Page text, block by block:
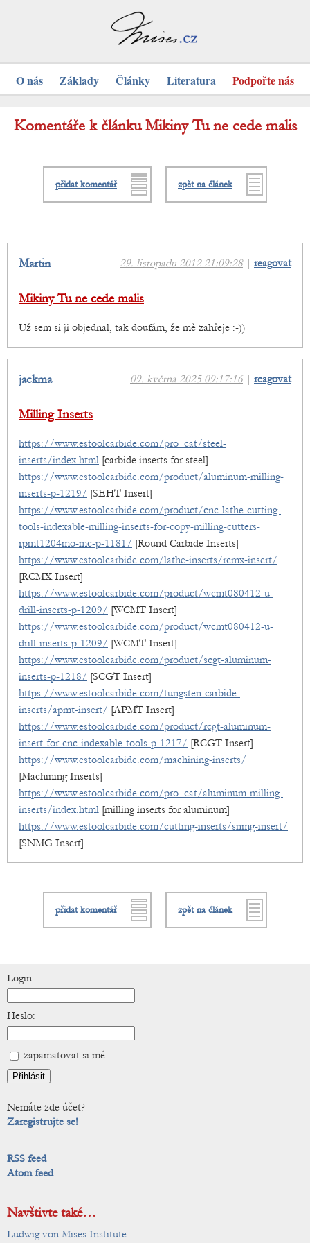
O nás Základy Články Literatura Podpořte nás
Komentáře k článku Mikiny Tu ne cede malis
přidat komentář zpět na článek
29. listopadu 2012 21:09:28| reagovat
Martin
Mikiny Tu ne cede malis
Už sem si ji objednal, tak doufám, že mě zahřeje :-))
09. května 2025 09:17:16 | reagovat
jackma
Milling Inserts
https://www.estoolcarbide.com/pro_cat/steel-
inserts/index.html [carbide inserts for steel]
https://www.estoolcarbide.com/product/aluminum-milling-
inserts-p-1219/ [SEHT Insert]
https://www.estoolcarbide.com/product/cnc-lathe-cutting-
tools-indexable-milling-inserts-for-copy-milling-cutters-
rpmt1204mo-mc-p-1181/ [Round Carbide Inserts]
https://www.estoolcarbide.com/lathe-inserts/rcmx-insert/
[RCMX Insert]
https://www.estoolcarbide.com/product/wcmt080412-u-
drill-inserts-p-1209/ [WCMT Insert]
https://www.estoolcarbide.com/product/wcmt080412-u-
drill-inserts-p-1209/ [WCMT Insert]
https://www.estoolcarbide.com/product/scgt-aluminum-
inserts-p-1218/ [SCGT Insert]
https://www.estoolcarbide.com/tungsten-carbide-
inserts/apmt-insert/ [APMT Insert]
https://www.estoolcarbide.com/product/rcgt-aluminum-
insert-for-cnc-indexable-tools-p-1217/ [RCGT Insert]
https://www.estoolcarbide.com/machining-inserts/
[Machining Inserts]
https://www.estoolcarbide.com/pro_cat/aluminum-milling-
inserts/index.html [milling inserts for aluminum]
https://www.estoolcarbide.com/cutting-inserts/snmg-insert/
[SNMG Insert]
přidat komentář zpět na článek
Login:
Heslo:
zapamatovat si mě
Nemáte zde účet?
Zaregistrujte se!
RSS feed
Atom feed
Navštivte také…
Ludwig von Mises Institute